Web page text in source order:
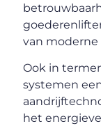
van
Ook in
systemen
het